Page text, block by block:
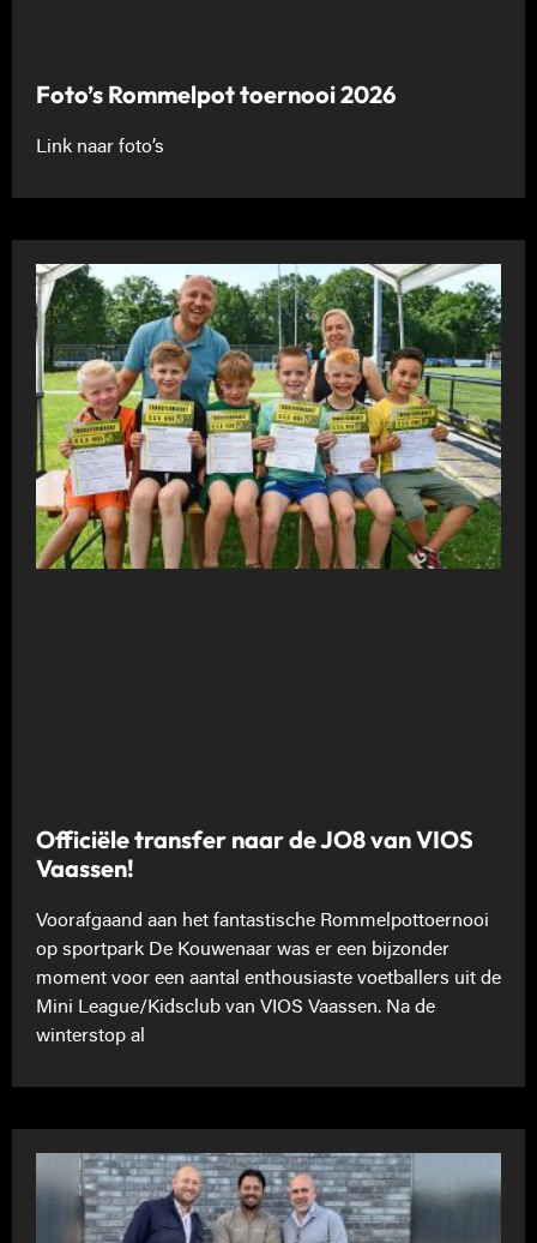
Foto’s Rommelpot toernooi 2026
Link naar foto’s
Officiële transfer naar de JO8 van VIOS
Vaassen!
Voorafgaand aan het fantastische Rommelpottoernooi
op sportpark De Kouwenaar was er een bijzonder
moment voor een aantal enthousiaste voetballers uit de
Mini League/Kidsclub van VIOS Vaassen. Na de
winterstop al